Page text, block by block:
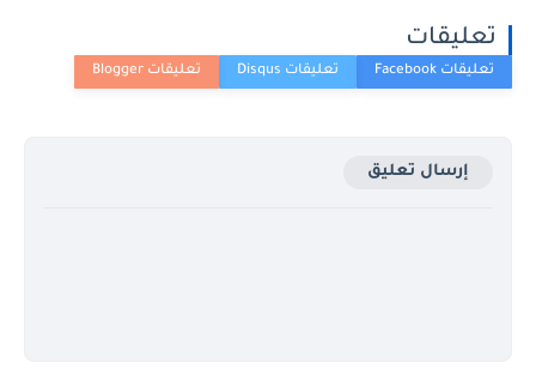
تعليقات
إرسال تعليق